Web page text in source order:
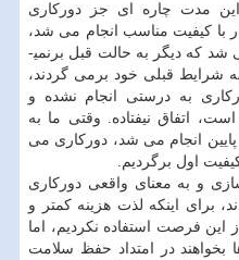
مدت چاره ای جز دورکاری
با کیفیت مناسب انجام می شد،
شد که دیگر به حالت قبل برنمی­
شرایط قبلی خود برمی گردند،
به درستی انجام نشده و
اتفاق نیفتاده. وقتی ما به
انجام می شد، دورکاری می
اول برگردیم.
و به معنای واقعی دورکاری
برای اینکه لذت هزینه کمتر و
این فرصت استفاده نکردیم، اما
در امتداد حفظ سلامت